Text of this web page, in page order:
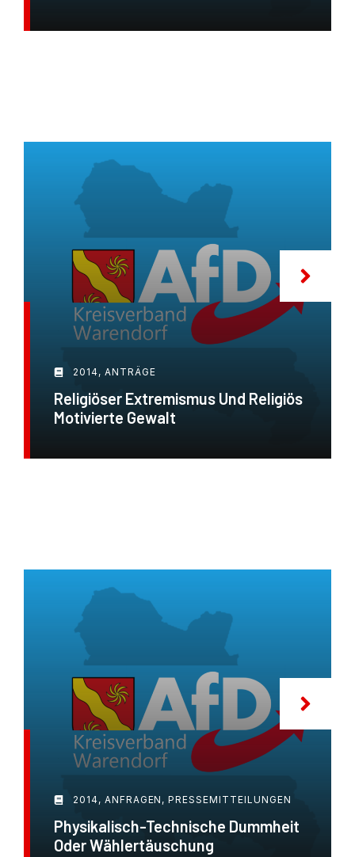
2014, ANTRÄGE
Religiöser Extremismus Und Religiös
Motivierte Gewalt
2014, ANFRAGEN ,PRESSEMITTEILUNGEN
Physikalisch-Technische Dummheit
Oder Wählertäuschung